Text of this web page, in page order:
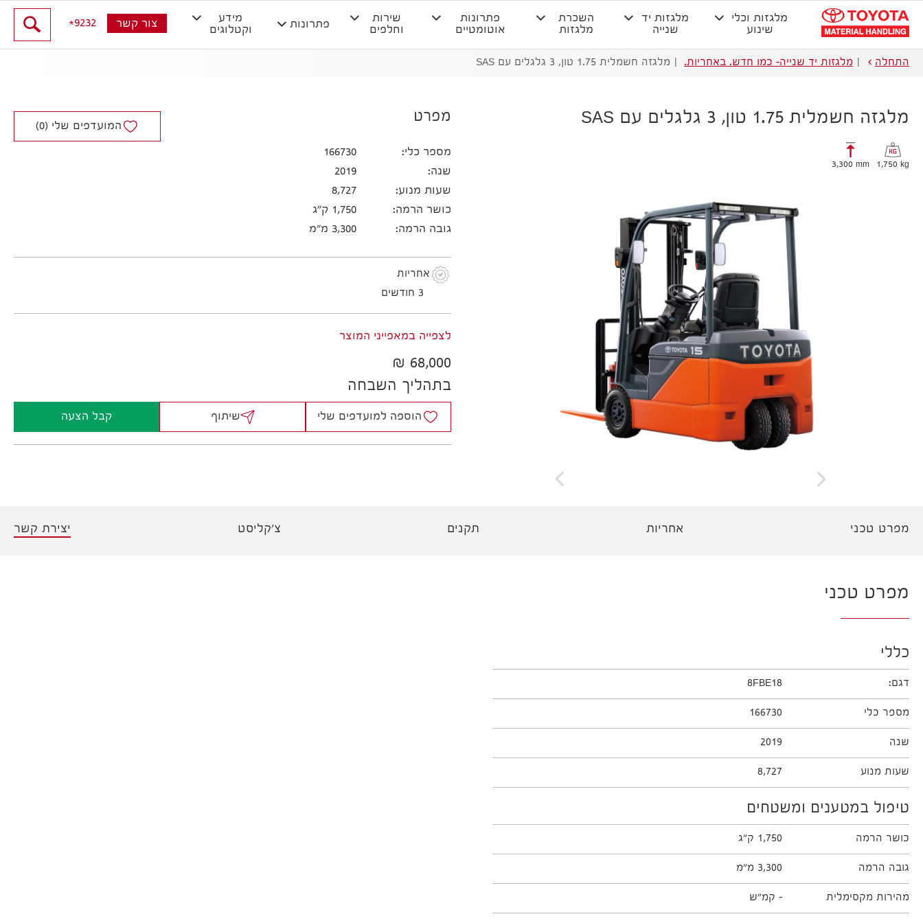
מלגזות וכלי
שינוע
מלגזות יד
שנייה
השכרת
מלגזות
פתרונות
אוטומטיים
שירות
וחלפים
פתרונות
מידע
וקטלוגים
צור קשר 9232
התחלה מלגזות יד שנייה- כמו חדש. באחריות. מלגזה חשמלית 1.75 טון, 3 גלגלים עם SAS
מלגזה חשמלית 1.75 טון, 3 גלגלים עם SAS
1,750 kg
3,300 mm
המועדפים שלי (0
)
מפרט
מספר כלי:
שנה:
שעות מנוע:
כושר הרמה:
גובה הרמה:
אחריות
3 חודשים
לצפייה במאפייני המוצר
68,000 ₪
בתהליך השבחה
הוספה למועדפים שלי שיתוף קבל הצעה
מפרט טכני אחריות תקנים צ'קליסט יצירת קשר
מפרט טכני
כללי
דגם:
מספר כלי
שנה
שעות מנוע
טיפול במטענים ומשטחים
כושר הרמה
גובה הרמה
מהירות מקסימלית - קמ״ש